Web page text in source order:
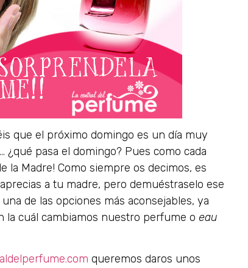
que el próximo domingo es un día muy
pasa el domingo? Pues como cada
la Madre! Como siempre os decimos, es
a tu madre, pero demuéstraselo ese
de las opciones más aconsejables, ya
la cuál cambiamos nuestro perfume o eau
queremos daros unos